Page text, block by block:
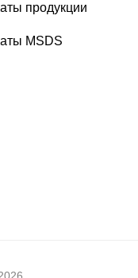
продукции
MSDS